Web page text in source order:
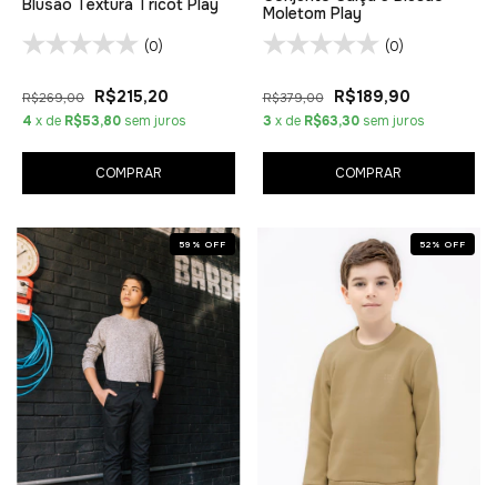
Blusão Textura Tricot Play
(0)
R$269,00 R$215,20
4 x de R$53,80 sem juros
COMPRAR
Moletom Play
(0)
R$379,00 R$189,90
3 x de R$63,30 sem juros
COMPRAR
59 % OFF 52 % OFF